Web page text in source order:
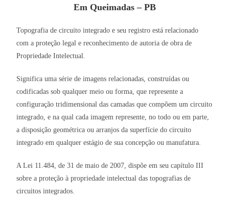
Em Queimadas – PB
Topografia de circuito integrado e seu registro está relacionado
com a proteção legal e reconhecimento de autoria de obra de
Propriedade Intelectual.
Significa uma série de imagens relacionadas, construídas ou
codificadas sob qualquer meio ou forma, que represente a
configuração tridimensional das camadas que compõem um circuito
integrado, e na qual cada imagem represente, no todo ou em parte,
a disposição geométrica ou arranjos da superfície do circuito
integrado em qualquer estágio de sua concepção ou manufatura.
A Lei 11.484, de 31 de maio de 2007, dispõe em seu capítulo III
sobre a proteção à propriedade intelectual das topografias de
circuitos integrados.